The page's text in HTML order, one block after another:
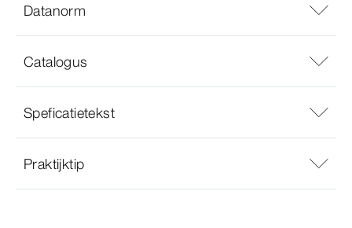
Datanorm
Catalogus
Speficatietekst
Praktijktip